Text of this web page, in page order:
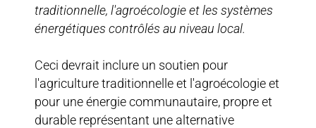
traditionnelle, l'agroécologie et les systèmes
énergétiques contrôlés au niveau local.
Ceci devrait inclure un soutien pour
l'agriculture traditionnelle et l'agroécologie et
pour une énergie communautaire, propre et
durable représentant une alternative